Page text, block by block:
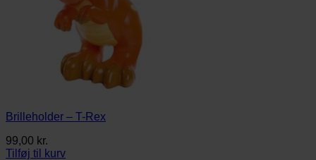
Brilleholder – T-Rex
99,00 kr.
Tilføj til kurv